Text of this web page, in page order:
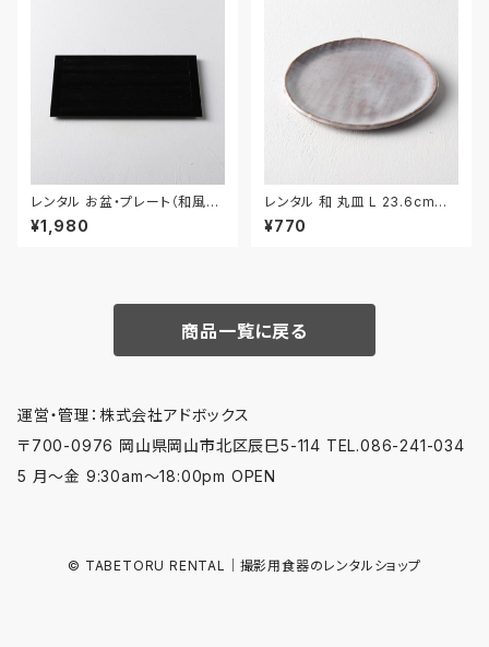
レンタル お盆・プレート（和風）
42.6cm｜BON006
¥1,980
レンタル 和 丸皿 L 23.6cm｜
WML022
¥770
商品一覧に戻る
運営・管理：株式会社アドボックス
〒700-0976 岡山県岡山市北区辰巳5-114 TEL.086-241-034
5 月〜金 9:30am〜18:00pm OPEN
© TABETORU RENTAL｜撮影用食器のレンタルショップ